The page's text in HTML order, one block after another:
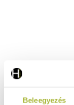
Beleegyezés